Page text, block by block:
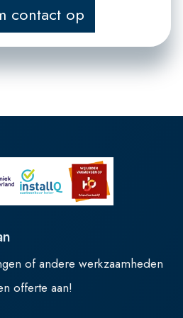
contact op
of andere werkzaamheden
offerte aan!